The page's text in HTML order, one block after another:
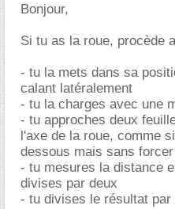
Bonjour,
Si tu as la roue, procède
- tu la mets dans sa
calant latéralement
- tu la charges avec une
- tu approches deux
l'axe de la roue, comme
dessous mais sans forcer
- tu mesures la distance
divises par deux
- tu divises le résultat par